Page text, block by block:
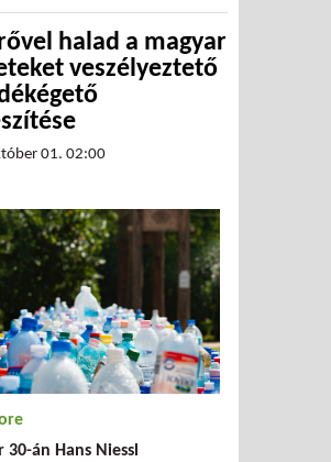
halad a magyar
veszélyeztető
01. 02:00
magyar területeket
30-án Hans Niessl